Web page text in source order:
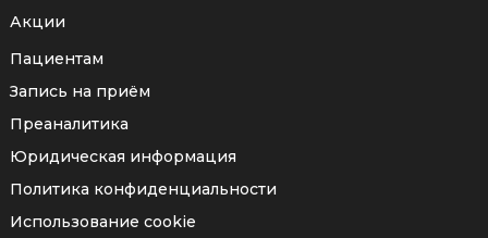
Акции
Пациентам
Запись на приём
Преаналитика
Юридическая информация
Политика конфиденциальности
Использование cookie